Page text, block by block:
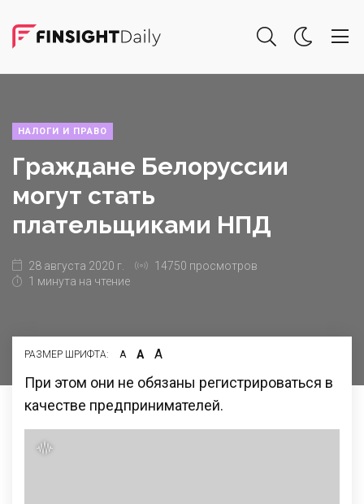
НАЛОГИ И ПРАВО
Граждане Белоруссии
могут стать
плательщиками НПД
28 августа 2020 г.
14750 просмотров
1 минута на чтение
РАЗМЕР ШРИФТА: А А А
При этом они не обязаны регистрироваться в
качестве предпринимателей.